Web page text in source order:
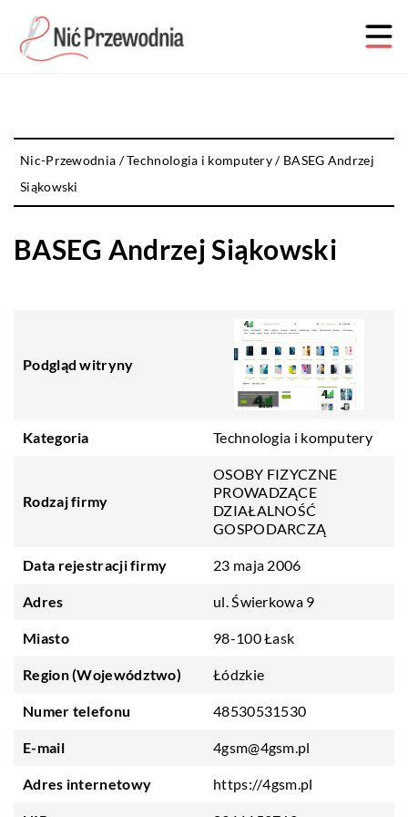
Nic-Przewodnia /Technologia i komputery/ BASEG Andrzej
Siąkowski
BASEG Andrzej Siąkowski
Podgląd witryny
Kategoria Technologia i komputery
Rodzaj firmy
OSOBY FIZYCZNE
PROWADZĄCE
DZIAŁALNOŚĆ
GOSPODARCZĄ
Data rejestracji firmy 23 maja 2006
Adres ul. Świerkowa 9
Miasto 98-100 Łask
Region (Województwo) Łódzkie
Numer telefonu 48530531530
E-mail 4gsm@4gsm.pl
Adres internetowy https://4gsm.pl